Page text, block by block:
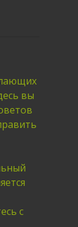
вы
с